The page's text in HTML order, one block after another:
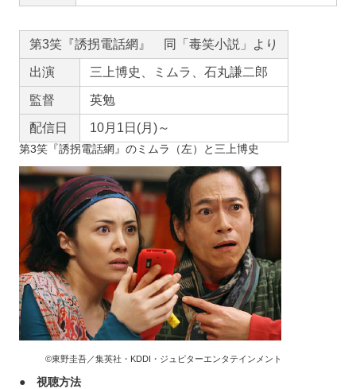
第3笑『誘拐電話網』 同「毒笑小説」より
出演 三上博史、ミムラ、石丸謙二郎
監督 英勉
配信日 10月1日(月)～
第3笑『誘拐電話網』のミムラ（左）と三上博史
©東野圭吾／集英社・KDDI・ジュピターエンタテインメント
● 視聴方法